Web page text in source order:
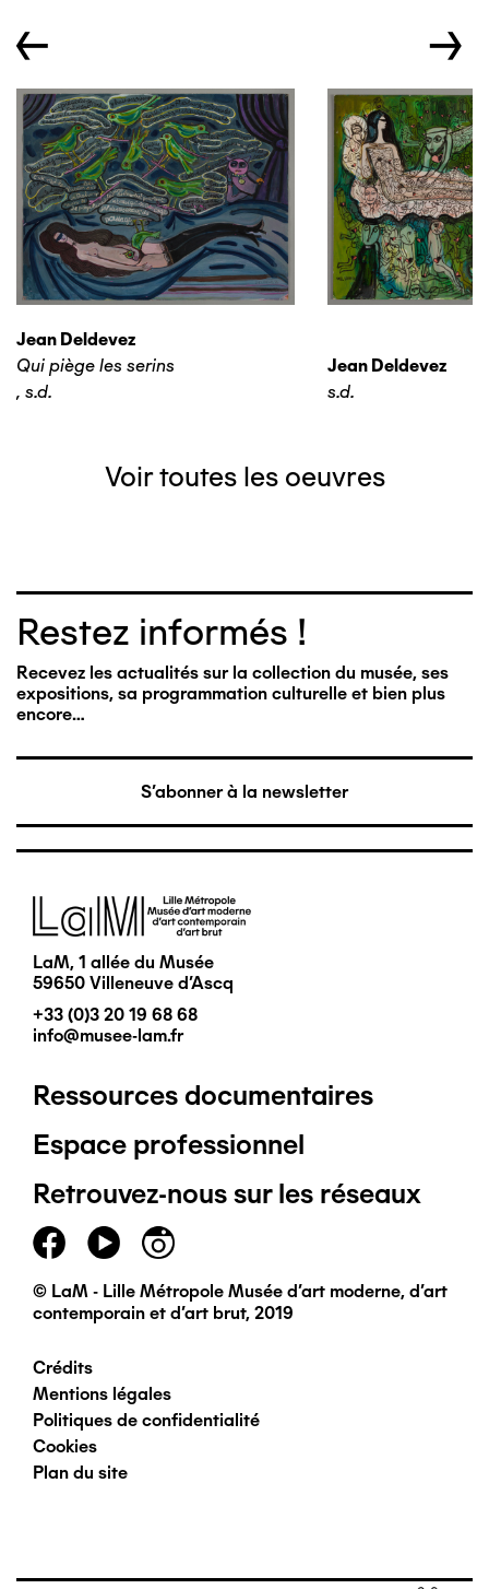
← →
Jean Deldevez
Qui piège les serins
, s.d.
Jean Deldevez
s.d.
Voir toutes les oeuvres
Restez informés !
Recevez les actualités sur la collection du musée, ses
expositions, sa programmation culturelle et bien plus
encore…
S'abonner à la newsletter
Image
LaM, 1 allée du Musée
59650 Villeneuve d'Ascq
+33 (0)3 20 19 68 68
info@musee-lam.fr
Pied
de
page
principal
Ressources documentaires
Espace professionnel
Retrouvez-nous sur les réseaux
© LaM - Lille Métropole Musée d'art moderne, d'art
contemporain et d'art brut, 2019
Pied
de
page
Crédits
Mentions légales
Politiques de confidentialité
Cookies
Plan du site